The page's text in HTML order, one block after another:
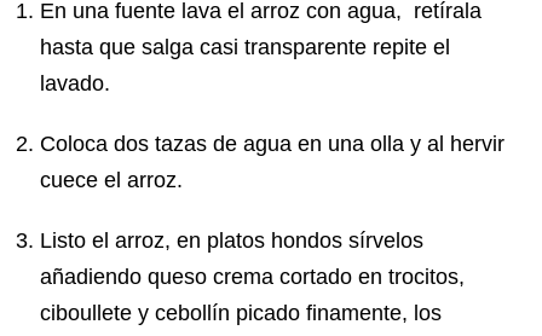
En una fuente lava el arroz con agua, retírala
hasta que salga casi transparente repite el
lavado.
Coloca dos tazas de agua en una olla y al hervir
cuece el arroz.
Listo el arroz, en platos hondos sírvelos
añadiendo queso crema cortado en trocitos,
ciboullete y cebollín picado finamente, los